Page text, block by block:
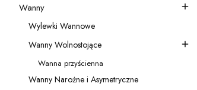
Kategoria - Wanny
Wanny
Kategoria - Wylewki Wannowe
Wylewki Wannowe
Kategoria - Wanny Wolnostojące
Wanny Wolnostojące
Kategoria - Wanna przyścienna
Wanna przyścienna
Kategoria - Wanny Narożne i Asymetryczne
Wanny Narożne i Asymetryczne